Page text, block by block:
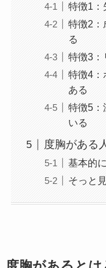
特徴1：
特徴2：
る
特徴3：
特徴4：
ある
特徴5：
いる
度胸がある
基本的
そっと